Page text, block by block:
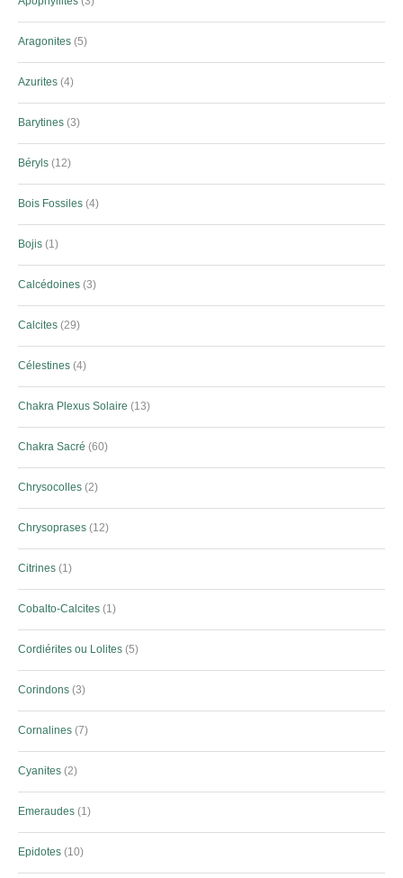
Aragonites 5
Azurites 4
Barytines 3
Béryls 12
Bois Fossiles 4
Bojis 1
Calcédoines 3
Calcites 29
Célestines 4
Chakra Plexus Solaire 13
Chakra Sacré 60
Chrysocolles 2
Chrysoprases 12
Citrines 1
Cobalto-Calcites 1
Cordiérites ou Lolites 5
Corindons 3
Cornalines 7
Cyanites 2
Emeraudes 1
Epidotes 10